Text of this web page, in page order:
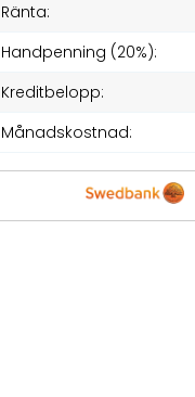
Ränta:
Handpenning (20%):
Kreditbelopp:
Månadskostnad: